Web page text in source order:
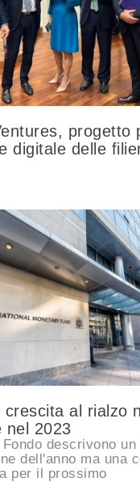
progetto
digitale delle
al rialzo
nel 2023
descrivono
dell'anno ma una
per il prossimo